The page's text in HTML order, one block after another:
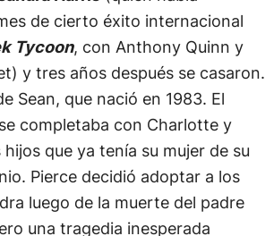
de cierto éxito internacional
Tycoon, con Anthony Quinn y
y tres años después se casaron.
Sean, que nació en 1983. El
completaba con Charlotte y
que ya tenía su mujer de su
Pierce decidió adoptar a los
luego de la muerte del padre
una tragedia inesperada